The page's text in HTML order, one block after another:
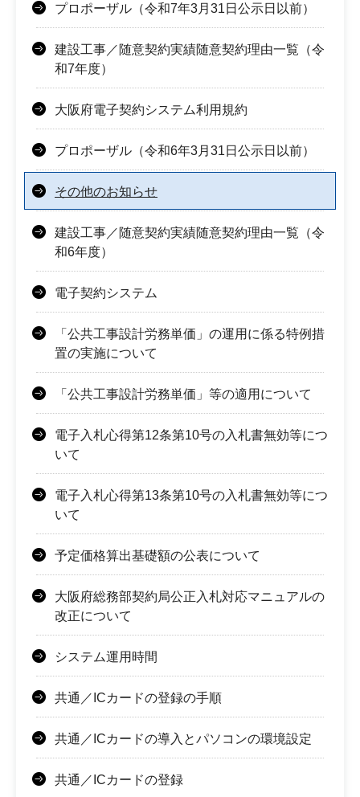
プロポーザル（令和7年3月31日公示日以前）
建設工事／随意契約実績随意契約理由一覧（令
和7年度）
大阪府電子契約システム利用規約
プロポーザル（令和6年3月31日公示日以前）
その他のお知らせ
建設工事／随意契約実績随意契約理由一覧（令
和6年度）
電子契約システム
「公共工事設計労務単価」の運用に係る特例措
置の実施について
「公共工事設計労務単価」等の適用について
電子入札心得第12条第10号の入札書無効等につ
いて
電子入札心得第13条第10号の入札書無効等につ
いて
予定価格算出基礎額の公表について
大阪府総務部契約局公正入札対応マニュアルの
改正について
システム運用時間
共通／ICカードの登録の手順
共通／ICカードの導入とパソコンの環境設定
共通／ICカードの登録